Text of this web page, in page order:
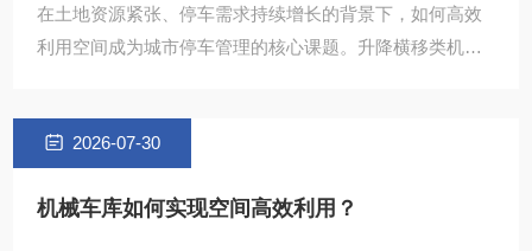
在土地资源紧张、停车需求持续增长的背景下，如何高效
利用空间成为城市停车管理的核心课题。升降横移类机械
2026-07-30
机械车库如何实现空间高效利用？